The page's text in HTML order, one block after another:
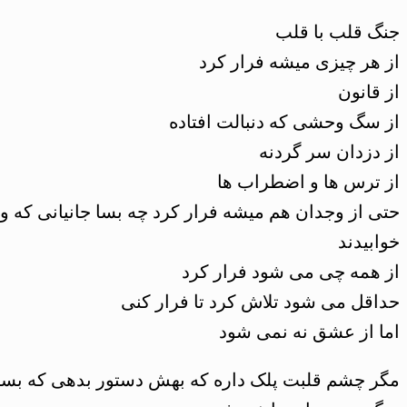
جنگ قلب با قلب
از هر چیزی میشه فرار کرد
از قانون
از سگ وحشی که دنبالت افتاده
از دزدان سر گردنه
از ترس ها و اضطراب ها
حتی از وجدان هم میشه فرار کرد چه بسا جانیانی
خوابیدند
از همه چی می شود فرار کرد
حداقل می شود تلاش کرد تا فرار کنی
اما از عشق نه نمی شود
مگر چشم قلبت پلک داره که بهش دستور بدهی که